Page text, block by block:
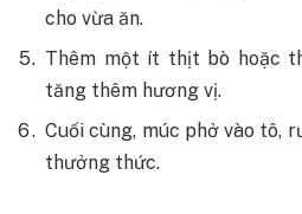
cho vừa ăn.
Thêm một ít thịt bò hoặc
tăng thêm hương vị.
Cuối cùng, múc phở vào tô,
thưởng thức.